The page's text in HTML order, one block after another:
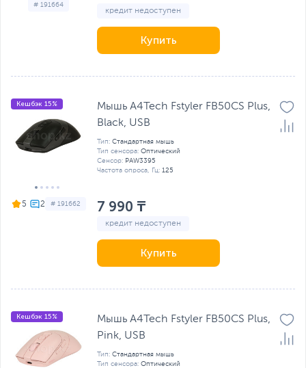
# 191664
кредит недоступен
Купить
5 # 191662
Кешбэк 15%
Мышь A4Tech Fstyler FB50CS Plus,
Black, USB
Тип: Стандартная мышь
Тип сенсора: Оптический
Сенсор: PAW3395
Частота опроса, Гц: 125
7 990 ₸
кредит недоступен
Купить
Кешбэк 15%
Мышь A4Tech Fstyler FB50CS Plus,
Pink, USB
Тип: Стандартная мышь
Тип сенсора: Оптический